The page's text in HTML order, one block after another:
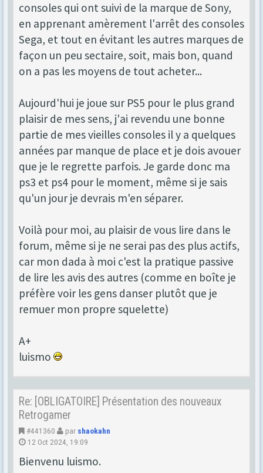
consoles qui ont suivi de la marque de Sony,
en apprenant amèrement l'arrêt des consoles
Sega, et tout en évitant les autres marques de
façon un peu sectaire, soit, mais bon, quand
on a pas les moyens de tout acheter...
Aujourd'hui je joue sur PS5 pour le plus grand
plaisir de mes sens, j'ai revendu une bonne
partie de mes vieilles consoles il y a quelques
années par manque de place et je dois avouer
que je le regrette parfois. Je garde donc ma
ps3 et ps4 pour le moment, même si je sais
qu'un jour je devrais m'en séparer.
Voilà pour moi, au plaisir de vous lire dans le
forum, même si je ne serai pas des plus actifs,
car mon dada à moi c'est la pratique passive
de lire les avis des autres (comme en boîte je
préfère voir les gens danser plutôt que je
remuer mon propre squelette)
A+
luismo
Re: [OBLIGATOIRE] Présentation des nouveaux
Retrogamer
#441360 par shaokahn
12 Oct 2024, 19:09
Bienvenu luismo.